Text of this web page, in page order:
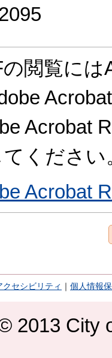
の閲覧に
Acrobat
ください
Acrobat
クセシビリティ 個人情報
2013 City